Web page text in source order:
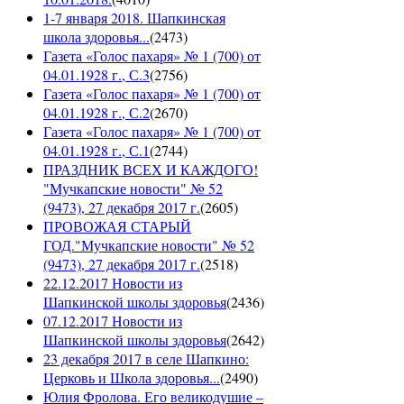
1-7 января 2018. Шапкинская
школа здоровья...(2473)
Газета «Голос пахаря» № 1 (700) от
04.01.1928 г., С.3(2756)
Газета «Голос пахаря» № 1 (700) от
04.01.1928 г., С.2(2670)
Газета «Голос пахаря» № 1 (700) от
04.01.1928 г., С.1(2744)
ПРАЗДНИК ВСЕХ И КАЖДОГО!
"Мучкапские новости" № 52
(9473), 27 декабря 2017 г.(2605)
ПРОВОЖАЯ СТАРЫЙ
ГОД."Мучкапские новости" № 52
(9473), 27 декабря 2017 г.(2518)
22.12.2017 Новости из
Шапкинской школы здоровья(2436)
07.12.2017 Новости из
Шапкинской школы здоровья(2642)
23 декабря 2017 в селе Шапкино:
Церковь и Школа здоровья...(2490)
Юлия Фролова. Его великодушие –